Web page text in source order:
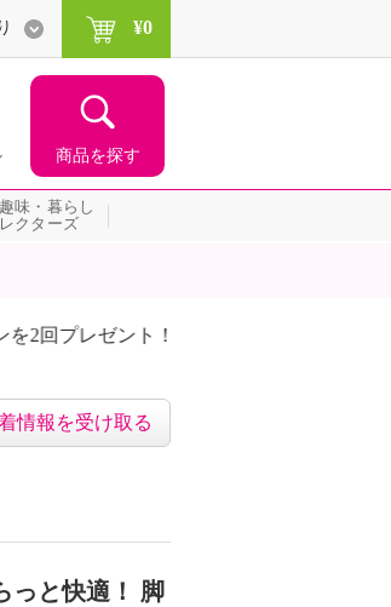
商品を探す
¥0
味・暮らし
クターズ
レゼント！
情報を受け取る
と快適！ 脚